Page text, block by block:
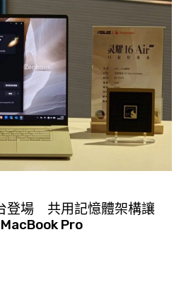
登場 共用記憶體架構讓
Pro